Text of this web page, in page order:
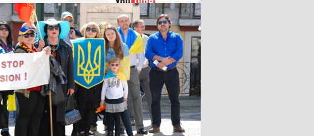
Статистика
Перегляди статей
23970574
Лічильник